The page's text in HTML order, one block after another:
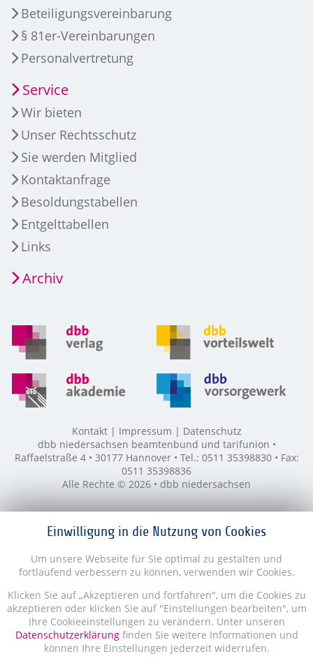
Einwilligung in die Nutzung von Cookies
Um unsere Webseite für Sie optimal zu gestalten und
fortlaufend verbessern zu können, verwenden wir Cookies.
Klicken Sie auf „Akzeptieren und fortfahren", um die Cookies zu
akzeptieren oder klicken Sie auf "Einstellungen bearbeiten", um
Ihre Cookieeinstellungen zu verändern. Unter unseren
Datenschutzerklärungfinden Sie weitere Informationen und
können Ihre Einstellungen jederzeit widerrufen.
Beteiligungsvereinbarung
§ 81er-Vereinbarungen
Personalvertretung
Service
Wir bieten
Unser Rechtsschutz
Sie werden Mitglied
Kontaktanfrage
Besoldungstabellen
Entgelttabellen
Links
Archiv
Kontakt Impressum
Datenschutz
dbb niedersachsen beamtenbund und tarifunion •
Raffaelstraße 4 • 30177 Hannover • Tel.: 0511 35398830 • Fax:
0511 35398836
Alle Rechte © 2026 • dbb niedersachsen